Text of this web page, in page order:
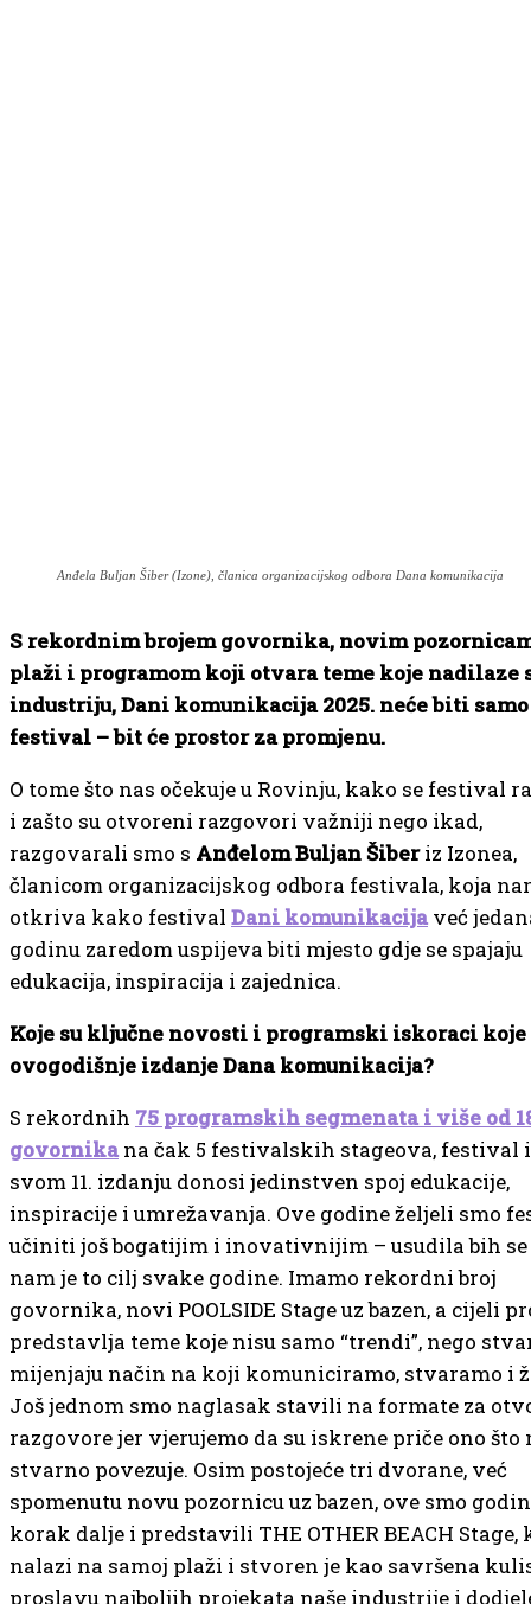
Anđela Buljan Šiber (Izone), članica organizacijskog odbora Dana komunikacija
S rekordnim brojem govornika, novim
plaži i programom koji otvara teme koje nadilaze
industriju, Dani komunikacija 2025. neće biti samo
festival – bit će prostor za promjenu.
O tome što nas očekuje u Rovinju, kako se festival
i zašto su otvoreni razgovori važniji nego ikad,
razgovarali smo s Anđelom Buljan Šiberiz Izonea,
članicom organizacijskog odbora festivala, koja
otkriva kako festival Dani komunikacijaveć
godinu zaredom uspijeva biti mjesto gdje se spajaju
edukacija, inspiracija i zajednica.
Koje su ključne novosti i programski iskoraci koje
ovogodišnje izdanje Dana komunikacija?
S rekordnih 75 programskih segmenata i više od
govornika na čak 5 festivalskih stageova, festival
svom 11. izdanju donosi jedinstven spoj edukacije,
inspiracije i umrežavanja. Ove godine željeli smo
učiniti još bogatijim i inovativnijim – usudila bih se
nam je to cilj svake godine. Imamo rekordni broj
govornika, novi POOLSIDE Stage uz bazen, a cijeli
predstavlja teme koje nisu samo “trendi”, nego
mijenjaju način na koji komuniciramo, stvaramo i
Još jednom smo naglasak stavili na formate za
razgovore jer vjerujemo da su iskrene priče ono što
stvarno povezuje. Osim postojeće tri dvorane, već
spomenutu novu pozornicu uz bazen, ove smo
korak dalje i predstavili THE OTHER BEACH Stage,
nalazi na samoj plaži i stvoren je kao savršena
proslavu najboljih projekata naše industrije i